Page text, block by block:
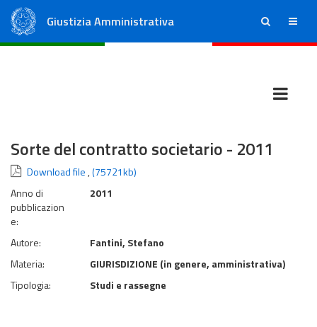
Giustizia Amministrativa ricerca menu
Sorte del contratto societario - 2011
Download file ,(75721kb)
Anno di
pubblicazion
e:
2011
Autore:
Fantini, Stefano
Materia:
GIURISDIZIONE (in genere, amministrativa)
Tipologia:
Studi e rassegne